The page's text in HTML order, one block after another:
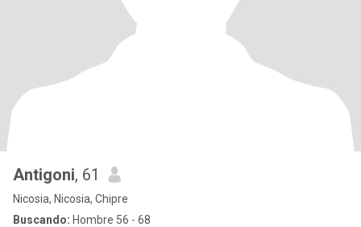
Antigoni, 61
Nicosia, Nicosia, Chipre
Buscando: Hombre 56 - 68